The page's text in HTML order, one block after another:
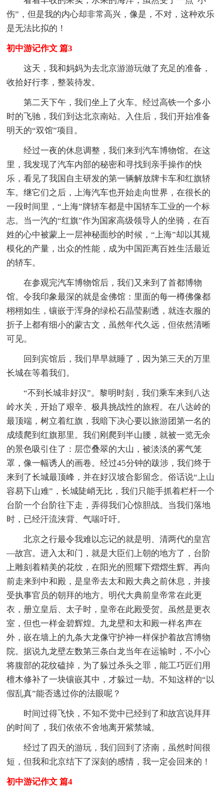
伤”，但是我的内心却非常高兴，像是，不对，这种欢乐
是无法比拟的！
初中游记作文 篇3
这天，我和妈妈为去北京游游玩做了充足的准备，
收拾好行李，整装待发。
第二天下午，我们坐上了火车。经过高铁一个多小
时的飞驰，我们到达北京南站。入住后，我们开始准备
明天的“双馆”项目。
经过一夜的休息调整，我们来到汽车博物馆。在这
里，我发现了汽车内部的秘密和寻找到亲手操作的快
乐，看见了我国自主研发的第一辆解放牌卡车和红旗轿
车。继它们之后，上海汽车也开始走向世界，在很长的
一段时间里，“上海”牌轿车都是中国轿车工业的一个标
志。当一汽的“红旗”作为国家高级领导人的坐骑，在百
姓的心中被蒙上一层神秘面纱的时候，“上海”却以其规
模化的产量，出众的性能，成为中国距离百姓生活最近
的轿车。
在参观完汽车博物馆后，我们又来到了首都博物
馆。令我印象最深的就是金佛馆：里面的每一樽佛像都
栩栩如生，镶嵌于浑身的绿松石晶莹剔透，就连衣服的
折子上都有细小的蒙古文，虽然年代久远，但依然清晰
可见。
回到宾馆后，我们早早就睡了，因为第三天的万里
长城在等着我们。
“不到长城非好汉”。黎明时刻，我们乘车来到八达
岭水关，开始了艰辛、极具挑战性的旅程。在八达岭的
最顶端，树立着红旗，我暗下决心要以旅游团第一名的
成绩爬到红旗那里。我们刚爬到半山腰，就被一览无余
的景色吸引住了：层峦叠翠的大山，被淡淡的雾气笼
罩，像一幅诱人的画卷。经过45分钟的跋涉，我们终于
来到了长城最顶峰，并在好汉坡合影留念。俗话说“上山
容易下山难”，长城陡峭无比，我们只能手抓着栏杆一个
台阶一个台阶往下走，弄得我们心惊胆战。当我们落地
时，已经汗流浃背、气喘吁吁。
北京之行最令我难以忘记的就是明、清两代的皇宫
—故宫。进入太和门，就是大臣们上朝的地方了，台阶
上雕刻着精美的花纹，在阳光的照耀下熠熠生辉。再向
前走来到中和殿，是皇帝去太和殿大典之前休息，并接
受执事官员的朝拜的地方。明代大典前皇帝常在此更
衣，册立皇后、太子时，皇帝在此殿受贺。虽然是更衣
室，但也一样金碧辉煌。九龙壁和太和殿一样名声在
外，嵌在墙上的九条大龙像守护神一样保护着故宫博物
院。据说九龙壁左数第三条白龙当年在运输时，不小心
将腹部的花纹磕掉，为了躲过杀头之罪，能工巧匠们用
檀木修补了一块镶嵌其中，才躲过一劫。不知这样的“以
假乱真”能否逃过你的法眼呢？
时间过得飞快，不知不觉中已经到了和故宫说拜拜
的时间了，我们依依不舍地离开紫禁城。
经过了四天的游玩，我们回到了济南，虽然时间很
短，但我和北京结下了深刻的感情，我一定会回来的！
初中游记作文 篇4